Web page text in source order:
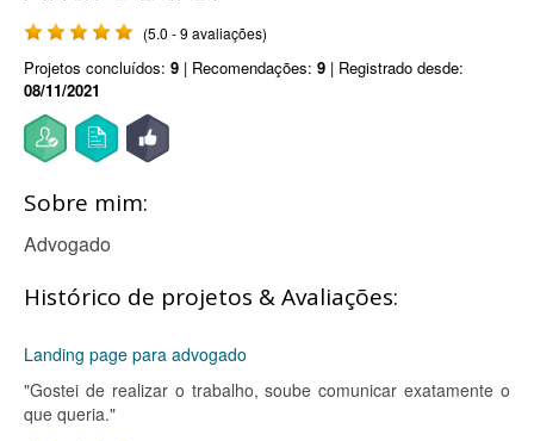
(5.0 - 9 avaliações)
Projetos concluídos: 9 | Recomendações: 9 | Registrado desde:
08/11/2021
Sobre mim:
Advogado
Histórico de projetos & Avaliações:
Landing page para advogado
"Gostei de realizar o trabalho, soube comunicar exatamente o
que queria."